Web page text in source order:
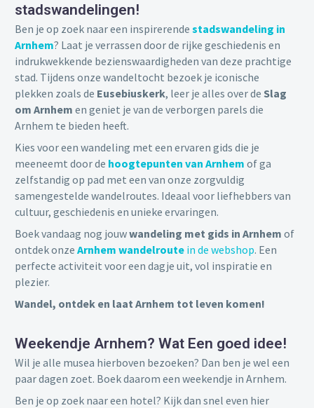
stadswandelingen!
Ben je op zoek naar een inspirerende stadswandeling in
Arnhem? Laat je verrassen door de rijke geschiedenis en
indrukwekkende bezienswaardigheden van deze prachtige
stad. Tijdens onze wandeltocht bezoek je iconische
plekken zoals de Eusebiuskerk, leer je alles over de Slag
om Arnhem en geniet je van de verborgen parels die
Arnhem te bieden heeft.
Kies voor een wandeling met een ervaren gids die je
meeneemt door de hoogtepunten van Arnhem of ga
zelfstandig op pad met een van onze zorgvuldig
samengestelde wandelroutes. Ideaal voor liefhebbers van
cultuur, geschiedenis en unieke ervaringen.
Boek vandaag nog jouwwandeling met gids in Arnhem of
ontdek onze Arnhem wandelroute in de webshop. Een
perfecte activiteit voor een dagje uit, vol inspiratie en
plezier.
Wandel, ontdek en laat Arnhem tot leven komen!
Weekendje Arnhem? Wat Een goed idee!
Wil je alle musea hierboven bezoeken? Dan ben je wel een
paar dagen zoet. Boek daarom een weekendje in Arnhem.
Ben je op zoek naar een hotel? Kijk dan snel even hier